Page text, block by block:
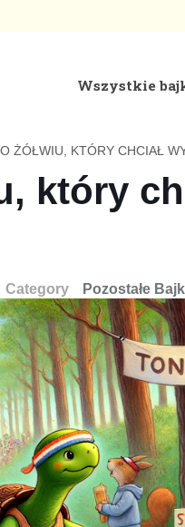
Wszystkie
ŻÓŁWIU, KTÓRY CHCIAŁ
który
Category Pozostałe